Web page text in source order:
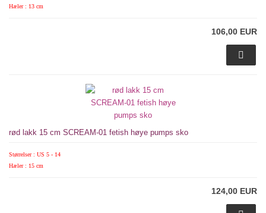
Hæler : 13 cm
106,00 EUR
rød lakk 15 cm SCREAM-01 fetish høye pumps sko
Størrelser : US 5 - 14
Hæler : 15 cm
124,00 EUR